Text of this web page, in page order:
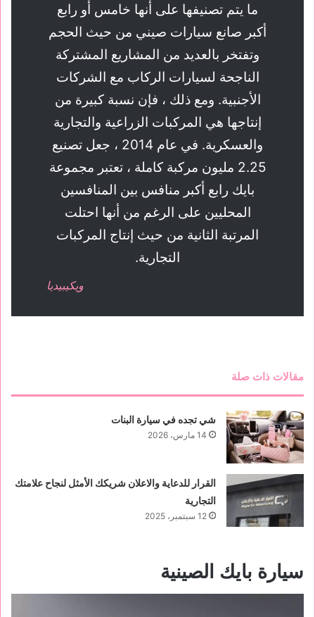
ما يتم تصنيفها على أنها خامس أو رابع
أكبر صانع سيارات صيني من حيث الحجم
وتفتخر بالعديد من المشاريع المشتركة
الناجحة لسيارات الركاب مع الشركات
الأجنبية. ومع ذلك ، فإن نسبة كبيرة من
إنتاجها هي المركبات الزراعية والتجارية
والعسكرية. في عام 2014 ، جعل تصنيع
2.25 مليون مركبة كاملة ، تعتبر مجموعة
بايك رابع أكبر منافس بين المنافسين
المحليين على الرغم من أنها احتلت
المرتبة الثانية من حيث إنتاج المركبات
التجارية.
ويكيبيديا
مقالات ذات صلة
شي تجده في سيارة البنات
14 مارس، 2026
القرار للدعاية والاعلان شريكك الأمثل لنجاح علامتك
التجارية
12 سبتمبر، 2025
سيارة بايك الصينية